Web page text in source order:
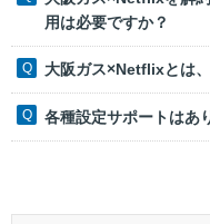
用は必要ですか？
大阪ガス×Netflixとは
各種設定サポートはあ